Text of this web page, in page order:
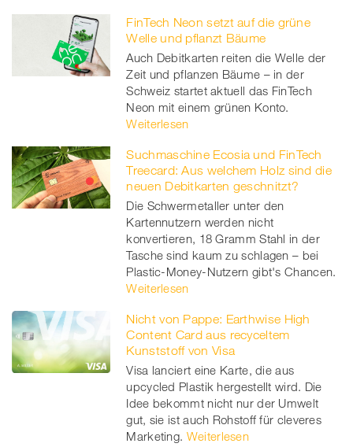
FinTech Neon setzt auf die grüne
Welle und pflanzt Bäume
Auch Debitkarten reiten die Welle der
Zeit und pflanzen Bäume – in der
Schweiz startet aktuell das FinTech
Neon mit einem grünen Konto.
Weiterlesen
Suchmaschine Ecosia und FinTech
Treecard: Aus welchem Holz sind die
neuen Debitkarten geschnitzt?
Die Schwermetaller unter den
Kartennutzern werden nicht
konvertieren, 18 Gramm Stahl in der
Tasche sind kaum zu schlagen – bei
Plastic-Money-Nutzern gibt's Chancen.
Weiterlesen
Nicht von Pappe: Earthwise High
Content Card aus recyceltem
Kunststoff von Visa
Visa lanciert eine Karte, die aus
upcycled Plastik hergestellt wird. Die
Idee bekommt nicht nur der Umwelt
gut, sie ist auch Rohstoff für cleveres
Marketing. Weiterlesen